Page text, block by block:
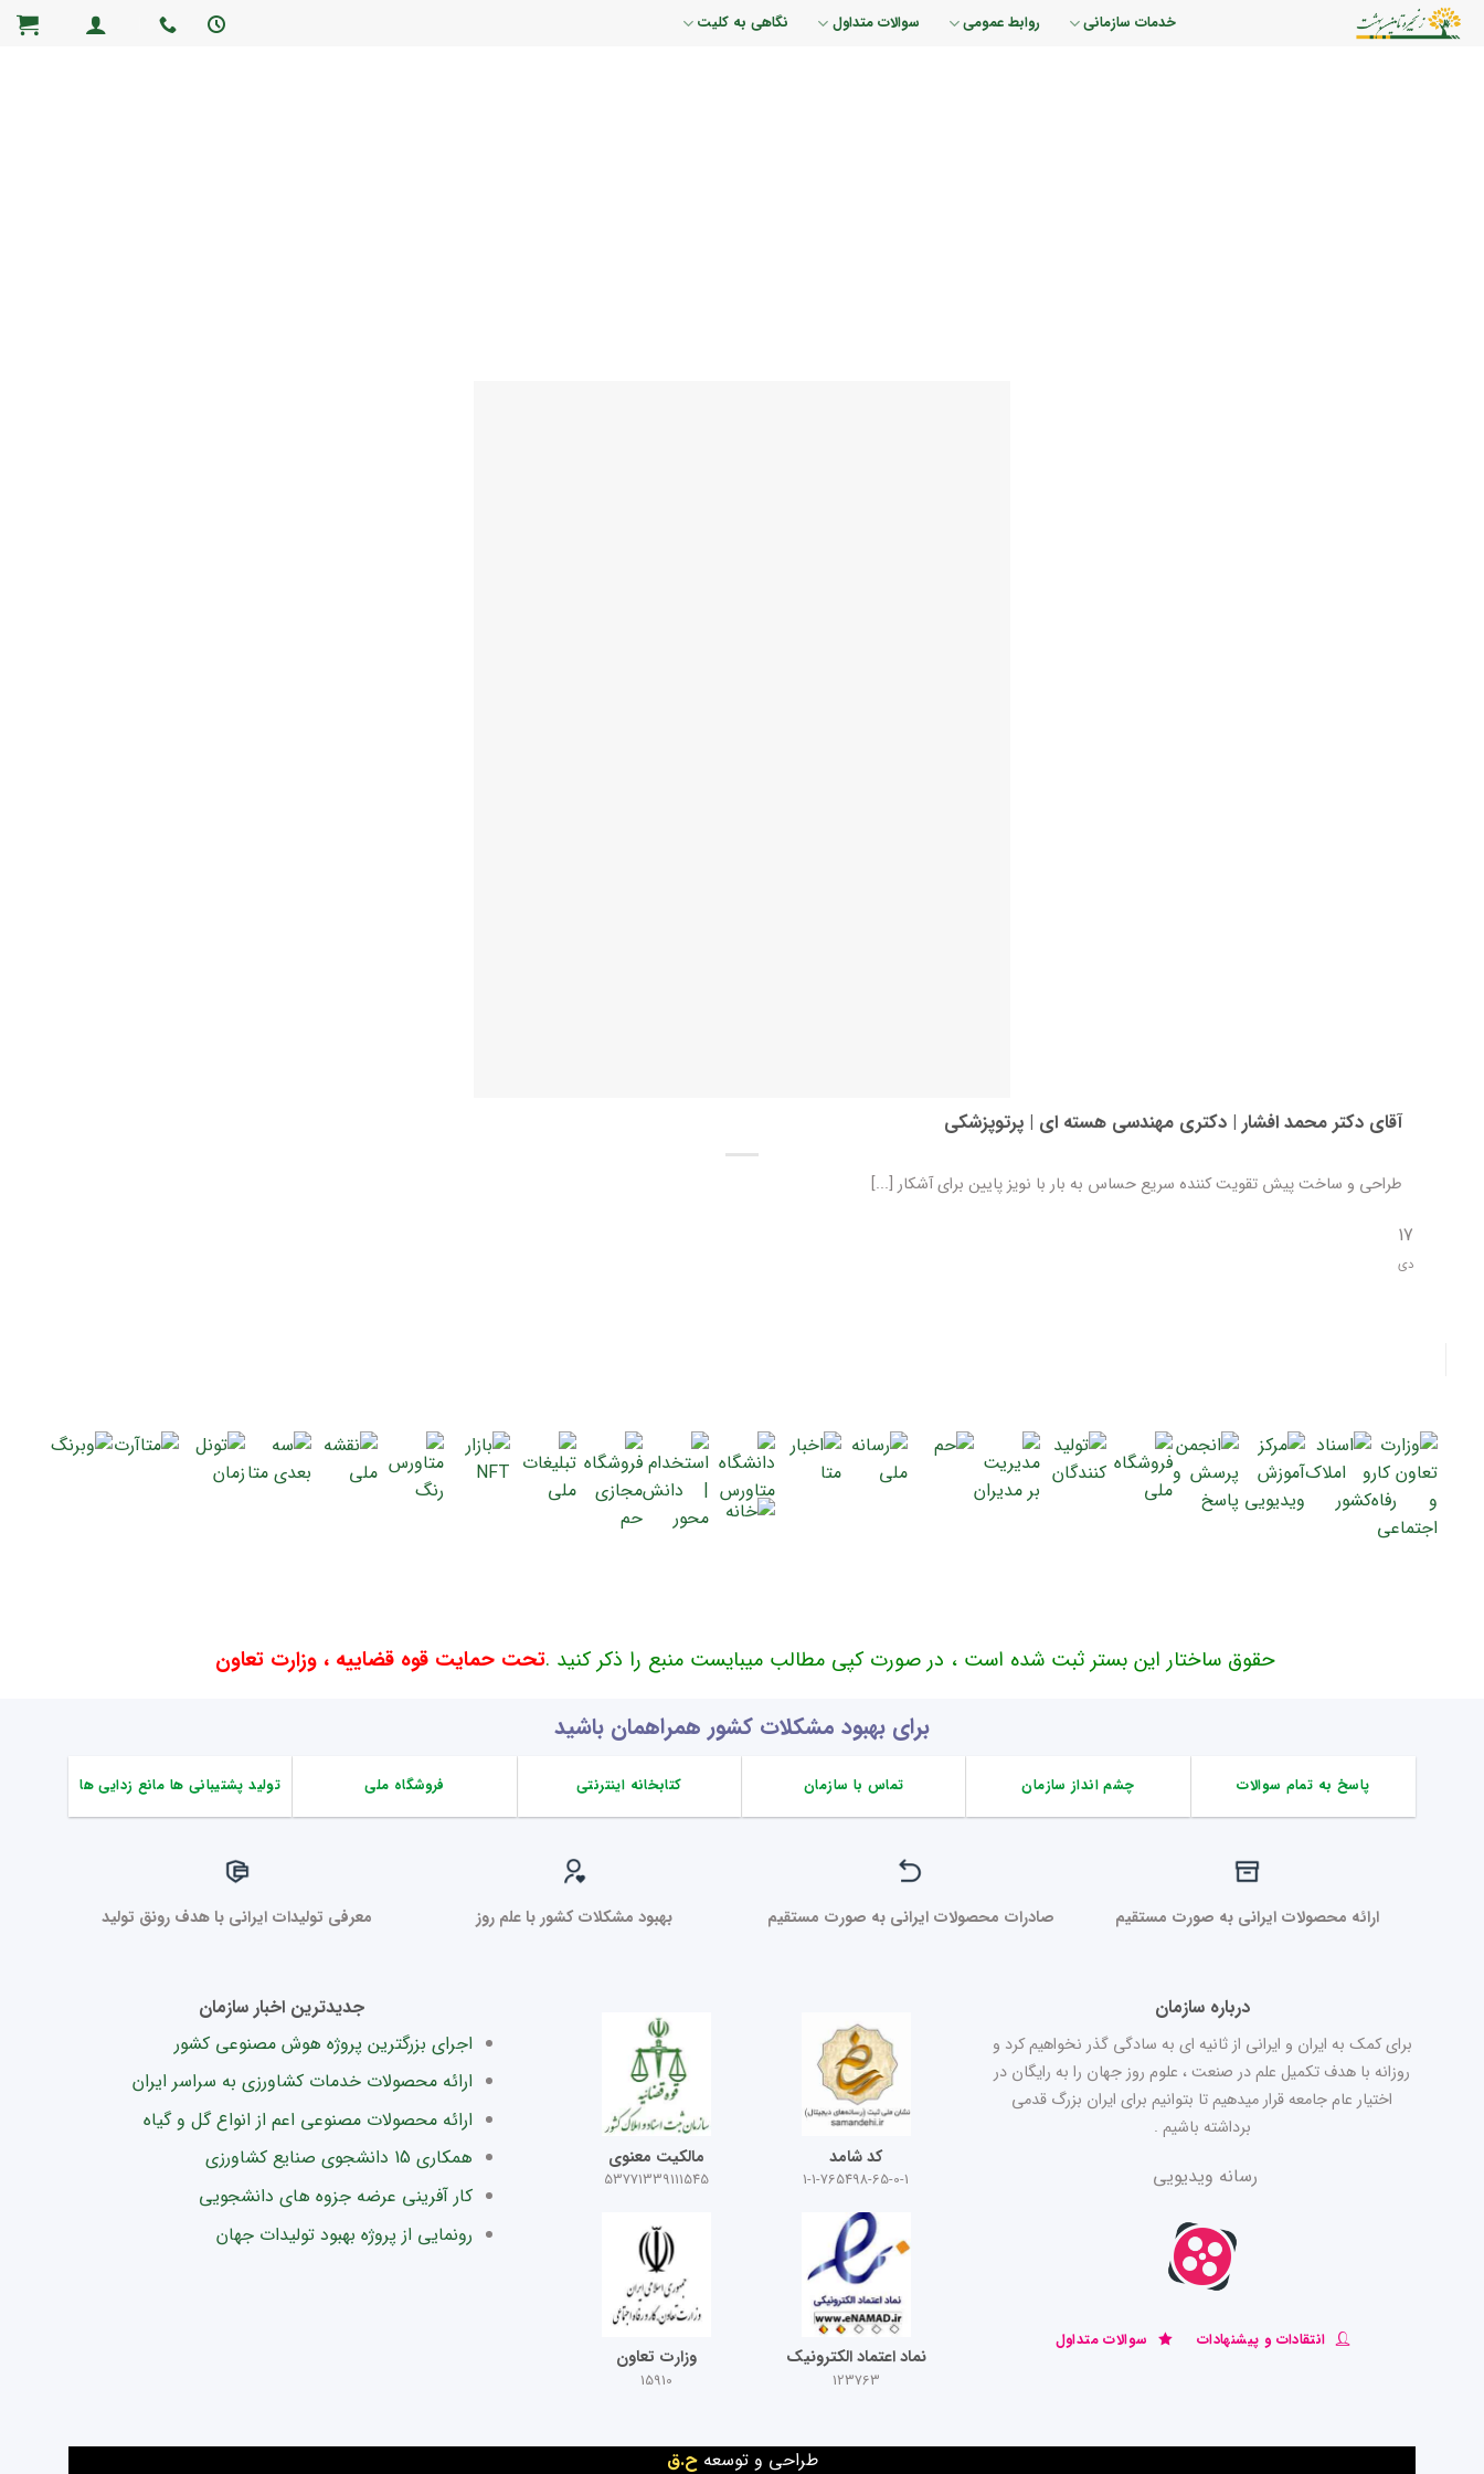
پرش
خدمات سازمانی روابط عمومی سوالات متداول نگاهی به کلیت
آقای دکتر محمد افشار | دکتری مهندسی هسته ای | پرتوپزشکی
طراحی و ساخت پیش تقویت کننده سریع حساس به بار با نویز پایین برای آشکار [...]
17
دی
حقوق ساختار این بستر ثبت شده است ، در صورت کپی مطالب میبایست منبع را ذکر کنید .تحت حمایت قوه قضاییه ، وزارت تعاون
برای بهبود مشکلات کشور همراهمان باشید
پاسخ به تمام سوالات چشم انداز سازمان تماس با سازمان کتابخانه اینترنتی فروشگاه ملی تولید پشتیبانی ها مانع زدایی ها
ارائه محصولات ایرانی به صورت مستقیم صادرات محصولات ایرانی به صورت مستقیم بهبود مشکلات کشور با علم روز معرفی تولیدات ایرانی با هدف رونق تولید
درباره سازمان
برای کمک به ایران و ایرانی از ثانیه ای به سادگی گذر نخواهیم کرد و
روزانه با هدف تکمیل علم در صنعت ، علوم روز جهان را به رایگان در
اختیار عام جامعه قرار میدهیم تا بتوانیم برای ایران بزرگ قدمی
برداشته باشیم .
رسانه ویدیویی
انتقادات و پیشنهادات سوالات متداول
کد شامد
1-1-765498-65-0-1
مالکیت معنوی
53771339111545
نماد اعتماد الکترونیک
123763
وزارت تعاون
15910
جدیدترین اخبار سازمان
اجرای بزرگترین پروژه هوش مصنوعی کشور
ارائه محصولات خدمات کشاورزی به سراسر ایران
ارائه محصولات مصنوعی اعم از انواع گل و گیاه
همکاری 15 دانشجوی صنایع کشاورزی
کار آفرینی عرضه جزوه های دانشجویی
رونمایی از پروژه بهبود تولیدات جهان
طراحی و توسعه ح.ق